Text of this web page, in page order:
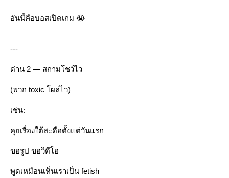
อันนี้คือบอสเปิดเกม 😭
---
ด่าน 2 — สกามโชว์ไว
(พวก toxic โผล่ไว)
เช่น:
คุยเรื่องใต้สะดือตั้งแต่วันแรก
ขอรูป ขอวิดีโอ
พูดเหมือนเห็นเราเป็น fetish